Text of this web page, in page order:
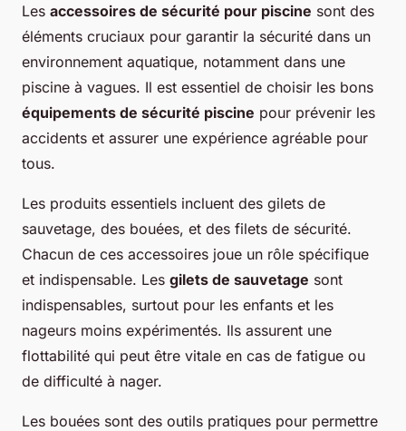
Les accessoires de sécurité pour piscine sont des
éléments cruciaux pour garantir la sécurité dans un
environnement aquatique, notamment dans une
piscine à vagues. Il est essentiel de choisir les bons
équipements de sécurité piscine pour prévenir les
accidents et assurer une expérience agréable pour
tous.
Les produits essentiels incluent des gilets de
sauvetage, des bouées, et des filets de sécurité.
Chacun de ces accessoires joue un rôle spécifique
et indispensable. Les gilets de sauvetage sont
indispensables, surtout pour les enfants et les
nageurs moins expérimentés. Ils assurent une
flottabilité qui peut être vitale en cas de fatigue ou
de difficulté à nager.
Les bouées sont des outils pratiques pour permettre